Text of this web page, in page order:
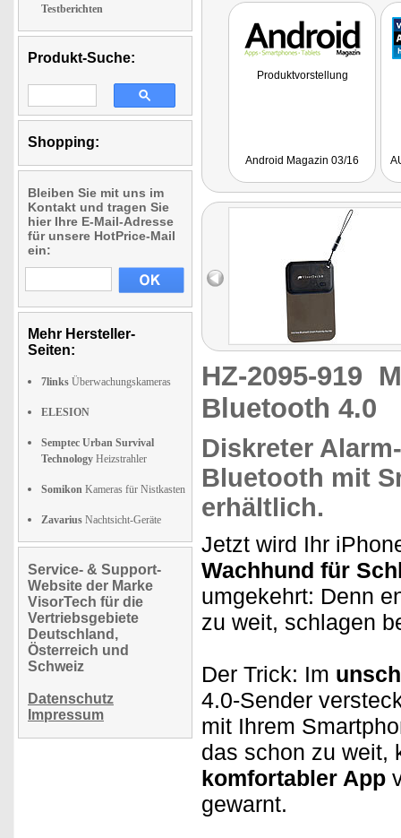
Testberichten
Produkt-Suche:
Shopping:
Bleiben Sie mit uns im
Kontakt und tragen Sie
hier Ihre E-Mail-Adresse
für unsere HotPrice-Mail
ein:
Mehr Hersteller-
Seiten:
7links Überwachungskameras
ELESION
Semptec Urban Survival
Technology Heizstrahler
Somikon Kameras für Nistkasten
Zavarius Nachtsicht-Geräte
Service- & Support-
Website der Marke
VisorTech für die
Vertriebsgebiete
Deutschland,
Österreich und
Schweiz
Datenschutz
Impressum
Produktvorstellung
Android Magazin 03/16
HZ-2095-919
Bluetooth 4.0
Diskreter
Bluetooth mit
erhältlich.
Jetzt wird Ihr
Wachhund für
umgekehrt: Denn
zu weit, schlagen
Der Trick: Im
4.0-Sender
mit Ihrem
das schon zu weit,
komfortabler App
gewarnt.